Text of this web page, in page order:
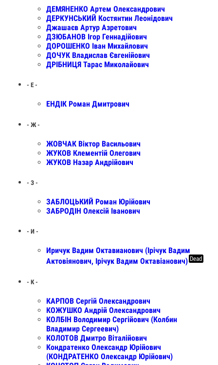
ДЕМЯНЕНКО Артем Олександрович
ДЕРКУНСЬКИЙ Костянтин Леонідович
Джашаєв Артур Азретович
ДЗЮБАНОВ Ігор Геннадійович
ДОРОШЕНКО Іван Михайлович
ДОЧУК Владислав Євгенійович
ДРІБНИЦЯ Тарас Миколайович
- Е -
ЕНДІК Роман Дмитрович
- Ж -
ЖОВЧАК Віктор Васильович
ЖУКОВ Клементій Олегович
ЖУКОВ Назар Андрійович
- З -
ЗАБЛОЦЬКИЙ Роман Юрійович
ЗАБРОДІН Олексій Іванович
- И -
Иричук Вадим Октавианович (Ірічук Вадим
Актовіянович, Ірічук Вадим Октавіанович) Dead
- К -
КАРПОВ Сергій Олександрович
КОЖУШКО Андрій Олександрович
КОЛБІН Володимир Сергійович (Колбин
Владимир Сергеевич)
КОЛОТОВ Дмитро Віталійович
Кондратенко Олександр Юрійович
(КОНДРАТЕНКО Олександр Юрійович)